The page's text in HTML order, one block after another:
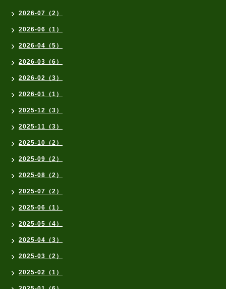
2026-07（2）
2026-06（1）
2026-04（5）
2026-03（6）
2026-02（3）
2026-01（1）
2025-12（3）
2025-11（3）
2025-10（2）
2025-09（2）
2025-08（2）
2025-07（2）
2025-06（1）
2025-05（4）
2025-04（3）
2025-03（2）
2025-02（1）